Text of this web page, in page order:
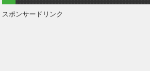
スポンサードリンク